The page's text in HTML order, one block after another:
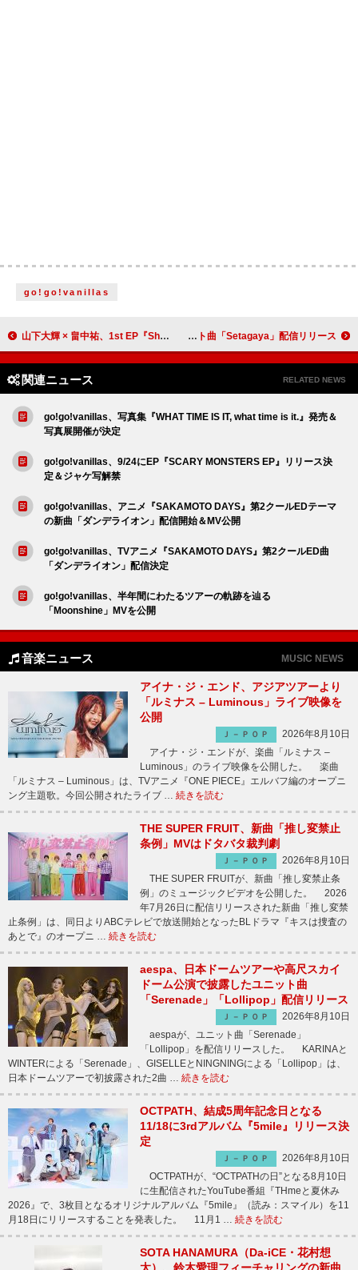
go!go!vanillas
山下大輝 × 畠中祐、1st EP『Share』全曲トレーラー公開 橋本薫（Helsinki Lambda Club）、初EP『日記』よりインスト曲「Setagaya」配信リリース
関連ニュース RELATED NEWS
go!go!vanillas、写真集『WHAT TIME IS IT, what time is it.』発売＆
写真展開催が決定
go!go!vanillas、9/24にEP『SCARY MONSTERS EP』リリース決
定＆ジャケ写解禁
go!go!vanillas、アニメ『SAKAMOTO DAYS』第2クールEDテーマ
の新曲「ダンデライオン」配信開始＆MV公開
go!go!vanillas、TVアニメ『SAKAMOTO DAYS』第2クールED曲
「ダンデライオン」配信決定
go!go!vanillas、半年間にわたるツアーの軌跡を辿る
「Moonshine」MVを公開
音楽ニュース MUSIC NEWS
アイナ・ジ・エンド、アジアツアーより
「ルミナス – Luminous」ライブ映像を
公開
Ｊ－ＰＯＰ
2026年8月10日
アイナ・ジ・エンドが、楽曲「ルミナス –
Luminous」のライブ映像を公開した。 楽曲
「ルミナス – Luminous」は、TVアニメ『ONE PIECE』エルバフ編のオープニ
ング主題歌。今回公開されたライブ … 続きを読む
THE SUPER FRUIT、新曲「推し変禁止
条例」MVはドタバタ裁判劇
Ｊ－ＰＯＰ
2026年8月10日
THE SUPER FRUITが、新曲「推し変禁止条
例」のミュージックビデオを公開した。 2026
年7月26日に配信リリースされた新曲「推し変禁
止条例」は、同日よりABCテレビで放送開始となったBLドラマ『キスは捜査の
あとで』のオープニ … 続きを読む
aespa、日本ドームツアーや高尺スカイ
ドーム公演で披露したユニット曲
「Serenade」「Lollipop」配信リリース
Ｊ－ＰＯＰ
2026年8月10日
aespaが、ユニット曲「Serenade」
「Lollipop」を配信リリースした。 KARINAと
WINTERによる「Serenade」、GISELLEとNINGNINGによる「Lollipop」は、
日本ドームツアーで初披露された2曲 … 続きを読む
OCTPATH、結成5周年記念日となる
11/18に3rdアルバム『5mile』リリース決
定
Ｊ－ＰＯＰ
2026年8月10日
OCTPATHが、“OCTPATHの日”となる8月10日
に生配信されたYouTube番組『THmeと夏休み
2026』で、3枚目となるオリジナルアルバム『5mile』（読み：スマイル）を11
月18日にリリースすることを発表した。 11月1 … 続きを読む
SOTA HANAMURA（Da-iCE・花村想